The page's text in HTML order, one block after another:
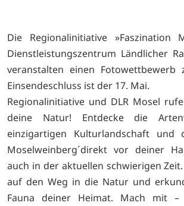
Die Regionalinitiative »Faszination
Dienstleistungszentrum Ländlicher
veranstalten einen Fotowettbewerb
Einsendeschluss ist der 17. Mai.
Regionalinitiative und DLR Mosel
deine Natur! Entdecke die
einzigartigen Kulturlandschaft und
Moselweinberg´direkt vor deiner
auch in der aktuellen schwierigen
auf den Weg in die Natur und
Fauna deiner Heimat. Mach mit